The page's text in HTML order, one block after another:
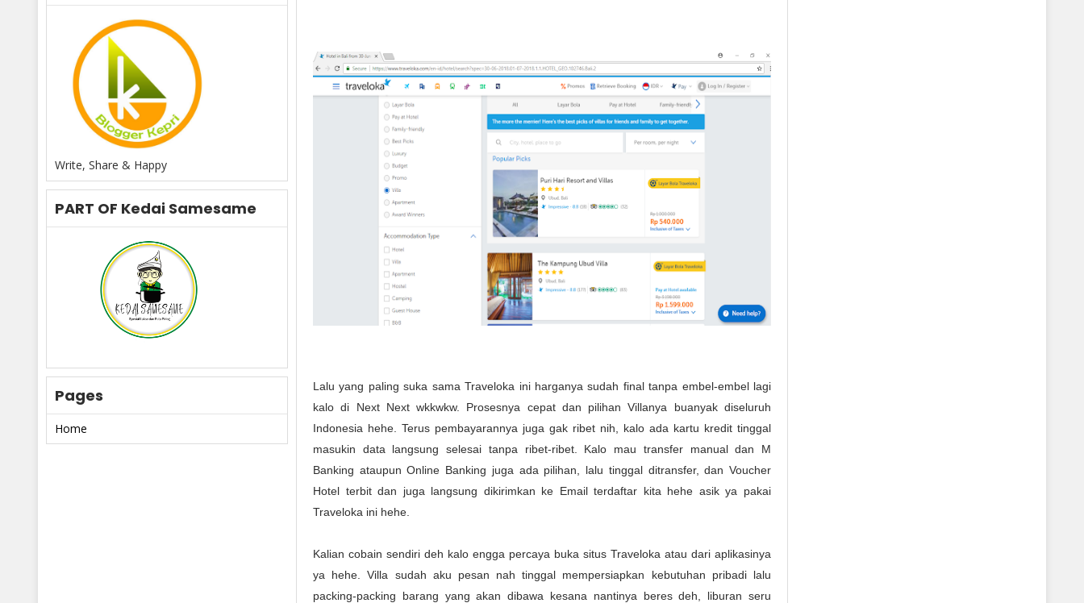
Write, Share & Happy
PART OF Kedai Samesame
Pages
Home
Lalu yang paling suka sama Traveloka ini harganya sudah final tanpa embel-embel lagi
kalo di Next Next wkkwkw. Prosesnya cepat dan pilihan Villanya buanyak diseluruh
Indonesia hehe. Terus pembayarannya juga gak ribet nih, kalo ada kartu kredit tinggal
masukin data langsung selesai tanpa ribet-ribet. Kalo mau transfer manual dan M
Banking ataupun Online Banking juga ada pilihan, lalu tinggal ditransfer, dan Voucher
Hotel terbit dan juga langsung dikirimkan ke Email terdaftar kita hehe asik ya pakai
Traveloka ini hehe.
Kalian cobain sendiri deh kalo engga percaya buka situs Traveloka atau dari aplikasinya
ya hehe. Villa sudah aku pesan nah tinggal mempersiapkan kebutuhan pribadi lalu
packing-packing barang yang akan dibawa kesana nantinya beres deh, liburan seru